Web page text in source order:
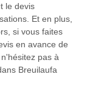
le devis
Et en plus,
si vous faites
en avance de
pas à
Breuilaufa